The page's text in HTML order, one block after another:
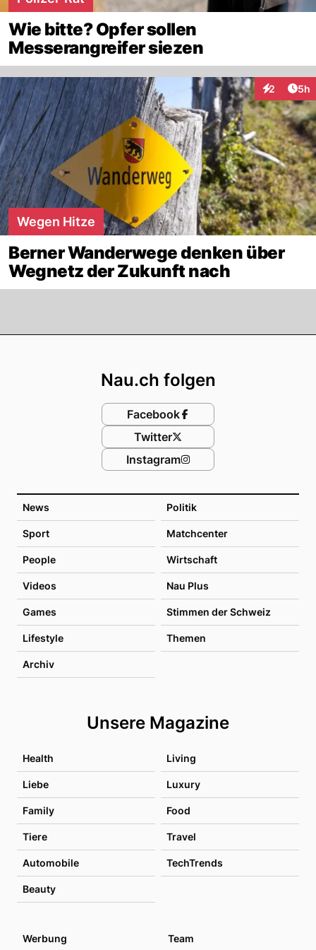
Wie bitte? Opfer sollen
Messerangreifer siezen
2 5h
Wegen Hitze
Berner Wanderwege denken über
Wegnetz der Zukunft nach
News Politik
Sport Matchcenter
People Wirtschaft
Videos Nau Plus
Games Stimmen der Schweiz
Lifestyle Themen
Archiv
Unsere Magazine
Health Living
Liebe Luxury
Family Food
Tiere Travel
Automobile TechTrends
Beauty
Nau.ch folgen
Facebook
Twitter
Instagram
Werbung Team